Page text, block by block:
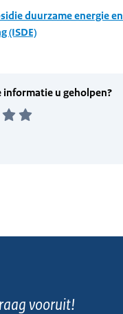
duurzame energie en
(ISDE)
vooruit!